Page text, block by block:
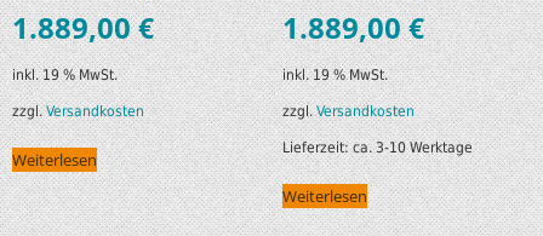
1.889,00€
inkl. 19 % MwSt.
zzgl.Versandkosten
Weiterlesen
1.889,00€
inkl. 19 % MwSt.
zzgl.Versandkosten
Lieferzeit:ca. 3-10 Werktage
Weiterlesen